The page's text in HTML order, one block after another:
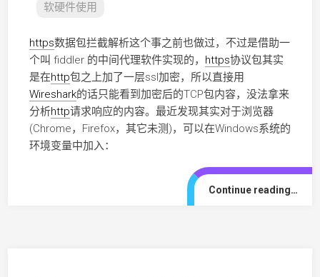
软硬件使用
https数据包拦截解析这个事之前也做过，不过是借助一
个叫 fiddler 的中间代理软件实现的， https协议包其实
是在http包之上加了一层ssl加密，所以直接用
Wireshark的话只能看到加密后的TCP包内容，没法拿来
分析http请求响应的内容。最近发现其实对于浏览器
(Chrome，Firefox，其它未测)，可以在Windows系统的
环境变量中加入：
Continue reading…